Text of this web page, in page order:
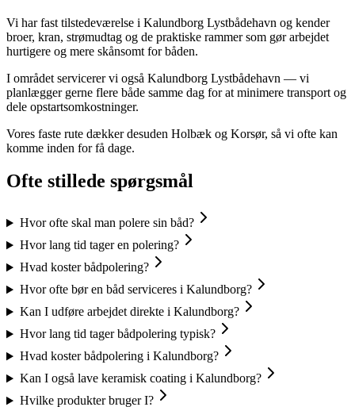
Vi har fast tilstedeværelse i Kalundborg Lystbådehavn og kender
broer, kran, strømudtag og de praktiske rammer som gør arbejdet
hurtigere og mere skånsomt for båden.
I området servicerer vi også Kalundborg Lystbådehavn — vi
planlægger gerne flere både samme dag for at minimere transport og
dele opstartsomkostninger.
Vores faste rute dækker desuden Holbæk og Korsør, så vi ofte kan
komme inden for få dage.
Ofte stillede spørgsmål
Hvor ofte skal man polere sin båd?
Hvor lang tid tager en polering?
Hvad koster bådpolering?
Hvor ofte bør en båd serviceres i Kalundborg?
Kan I udføre arbejdet direkte i Kalundborg?
Hvor lang tid tager bådpolering typisk?
Hvad koster bådpolering i Kalundborg?
Kan I også lave keramisk coating i Kalundborg?
Hvilke produkter bruger I?